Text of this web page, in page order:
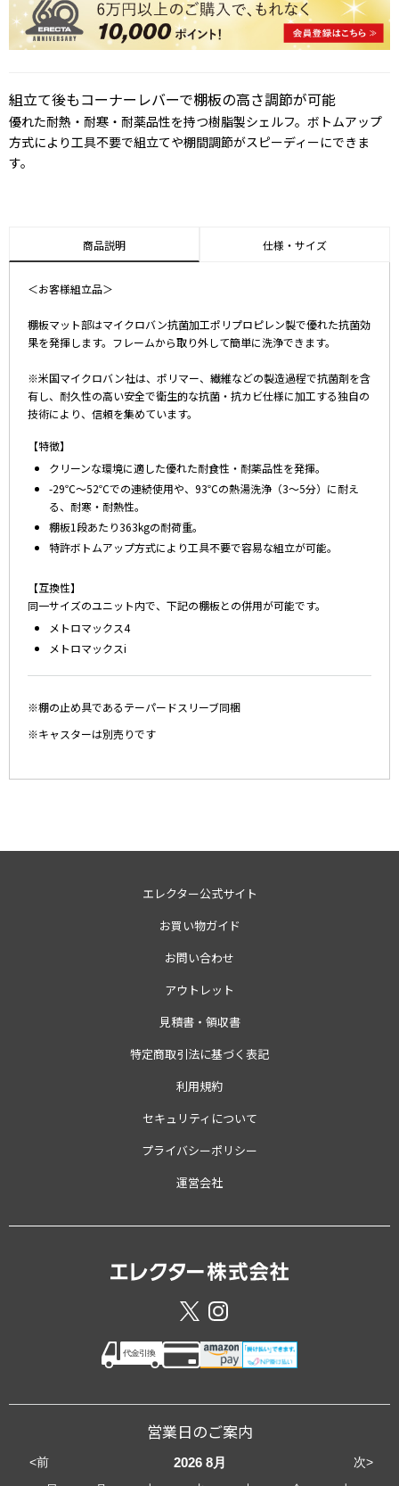
組立て後もコーナーレバーで棚板の高さ調節が可能
優れた耐熱・耐寒・耐薬品性を持つ樹脂製シェルフ。ボトムアップ
方式により工具不要で組立てや棚間調節がスピーディーにできま
す。
商品説明 仕様・サイズ
＜お客様組立品＞
棚板マット部はマイクロバン抗菌加工ポリプロピレン製で優れた抗菌効
果を発揮します。フレームから取り外して簡単に洗浄できます。
※米国マイクロバン社は、ポリマー、繊維などの製造過程で抗菌剤を含
有し、耐久性の高い安全で衛生的な抗菌・抗カビ仕様に加工する独自の
技術により、信頼を集めています。
【特徴】
クリーンな環境に適した優れた耐食性・耐薬品性を発揮。
-29℃～52℃での連続使用や、93℃の熱湯洗浄（3～5分）に耐え
る、耐寒・耐熱性。
棚板1段あたり363kgの耐荷重。
特許ボトムアップ方式により工具不要で容易な組立が可能。
【互換性】
同一サイズのユニット内で、下記の棚板との併用が可能です。
メトロマックス4
メトロマックスi
※棚の止め具であるテーパードスリーブ同梱
※キャスターは別売りです
エレクター公式サイト
お買い物ガイド
お問い合わせ
アウトレット
見積書・領収書
特定商取引法に基づく表記
利用規約
セキュリティについて
プライバシーポリシー
運営会社
営業日のご案内
<前 次>
2026 8月